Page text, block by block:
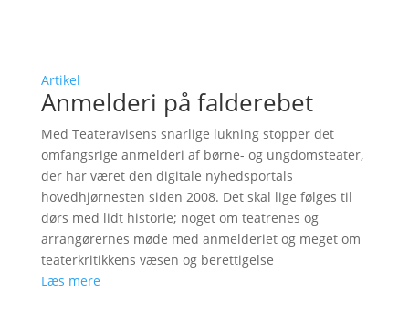
Artikel
Anmelderi på falderebet
Med Teateravisens snarlige lukning stopper det
omfangsrige anmelderi af børne- og ungdomsteater,
der har været den digitale nyhedsportals
hovedhjørnesten siden 2008. Det skal lige følges til
dørs med lidt historie; noget om teatrenes og
arrangørernes møde med anmelderiet og meget om
teaterkritikkens væsen og berettigelse
Læs mere